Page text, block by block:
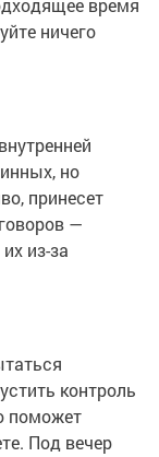
ничего
но
принесет
—
из-за
контроль
поможет
Под вечер